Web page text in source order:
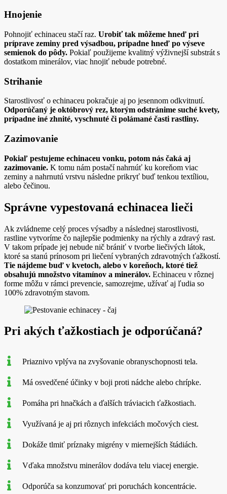
Hnojenie
Pohnojiť echinaceu stačí raz. Urobiť tak môžeme hneď pri
príprave zeminy pred výsadbou, prípadne hneď po výseve
semienok do pôdy. Pokiaľ použijeme kvalitný výživnejší substrát s
dostatkom minerálov, viac hnojiť nebude potrebné.
Strihanie
Starostlivosť o echinaceu pokračuje aj po jesennom odkvitnutí.
Odporúčaný je októbrový rez, ktorým odstránime suché kvety,
prípadne iné zhnité, vyschnuté či polámané časti rastliny.
Zazimovanie
Pokiaľ pestujeme echinaceu vonku, potom nás čaká aj
zazimovanie. K tomu nám postačí nahrnúť ku koreňom viac
zeminy a nahrnutú vrstvu následne prikryť buď tenkou textíliou,
alebo čečinou.
Správne vypestovaná echinacea lieči
Ak zvládneme celý proces výsadby a následnej starostlivosti,
rastline vytvoríme čo najlepšie podmienky na rýchly a zdravý rast.
V takom prípade jej nebude nič brániť v tvorbe liečivých látok,
ktoré sa stanú prínosom pri liečení vybraných zdravotných ťažkostí.
Tie nájdeme buď v kvetoch, alebo v koreňoch, ktoré tiež
obsahujú množstvo vitamínov a minerálov. Echinaceu v rôznej
forme môžu v rámci prevencie, samozrejme, užívať aj ľudia so
100% zdravotným stavom.
Pri akých ťažkostiach je odporúčaná?
Priaznivo vplýva na zvyšovanie obranyschopnosti tela.
Má osvedčené účinky v boji proti nádche alebo chrípke.
Pomáha pri hnačkách a ďalších tráviacich ťažkostiach.
Využívaná je aj pri rôznych infekciách močových ciest.
Dokáže tlmiť príznaky migrény v miernejších štádiách.
Vďaka množstvu minerálov dodáva telu viacej energie.
Odporúča sa konzumovať pri poruchách koncentrácie.